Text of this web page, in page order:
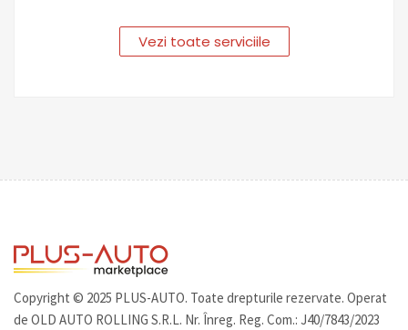
Vezi toate serviciile
Copyright © 2025 PLUS-AUTO. Toate drepturile rezervate. Operat
de OLD AUTO ROLLING S.R.L. Nr. Înreg. Reg. Com.: J40/7843/2023